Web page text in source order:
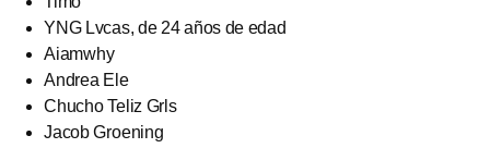
YNG Lvcas, de 24 años de edad
Aiamwhy
Andrea Ele
Chucho Teliz Grls
Jacob Groening